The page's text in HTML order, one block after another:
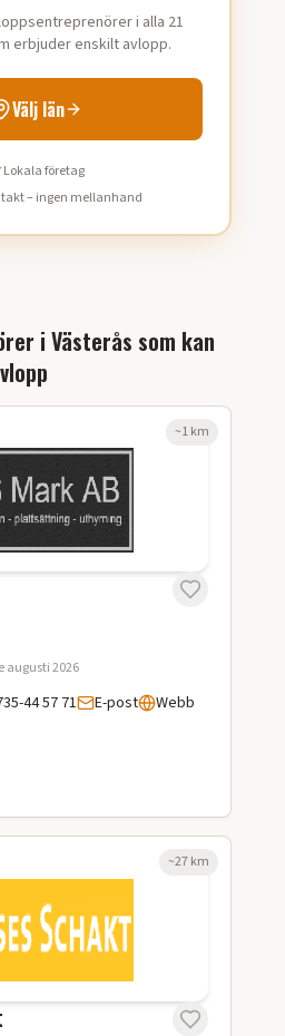
i alla 21
erbjuder enskilt avlopp.
Välj län
Lokala företag
– ingen mellanhand
iVästerås som kan
augusti 2026
44 57 71 E-post
Webb
~1km
~27km